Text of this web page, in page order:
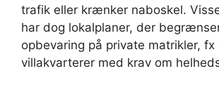
trafik eller krænker naboskel.
har dog lokalplaner, der
opbevaring på private matrikler, fx
villakvarterer med krav om